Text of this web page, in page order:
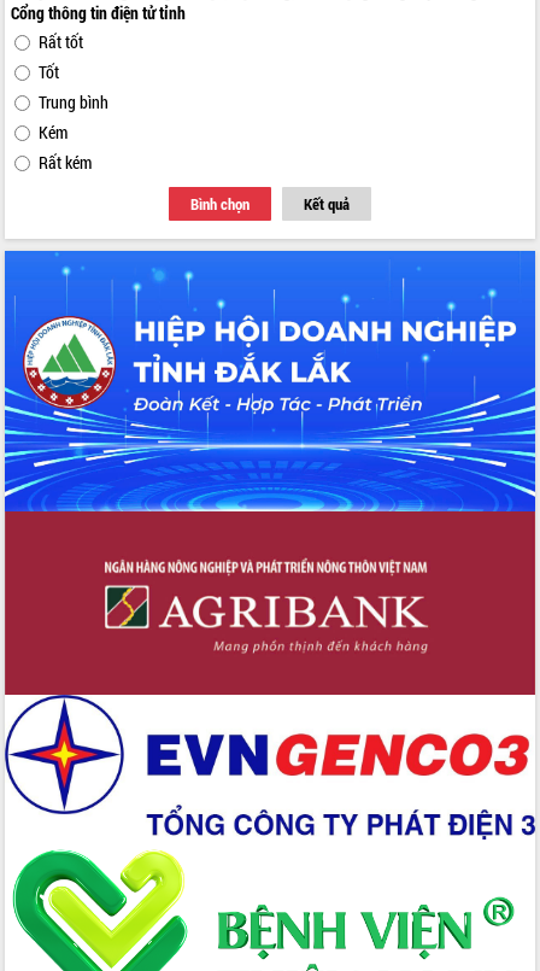
Cổng thông tin điện tử tỉnh
Rất tốt
Tốt
Trung bình
Kém
Rất kém
Bình chọn Kết quả